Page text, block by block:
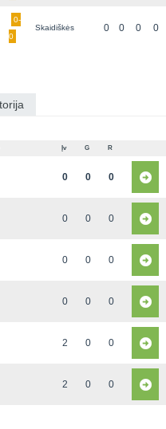
0-
0
Skaidiškės 0 0 0 0
Įv G R
0 0 0
0 0 0
0 0 0
0 0 0
2 0 0
2 0 0